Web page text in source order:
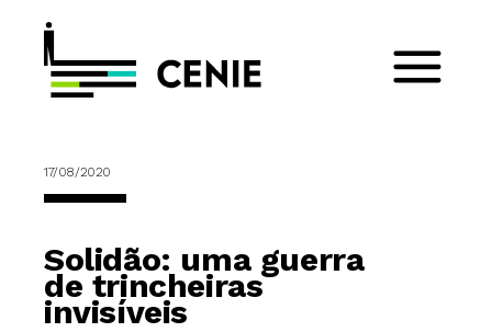
17/08/2020
Solidão: uma guerra
de trincheiras
invisíveis